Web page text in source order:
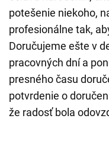
potešenie niekoho,
profesionálne tak,
Doručujeme ešte v
pracovných dní a
presného času
potvrdenie o
že radosť bola